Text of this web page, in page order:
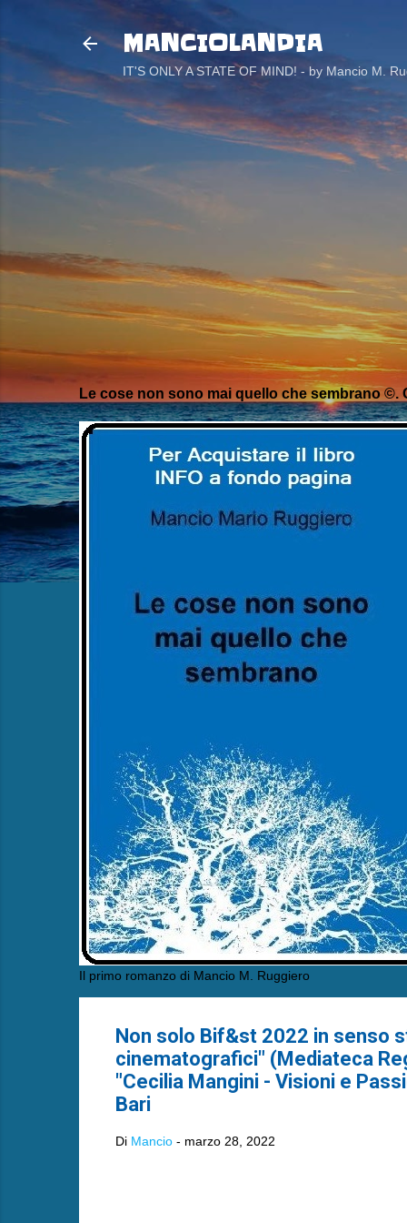
MANCIOLANDIA
IT'S ONLY A STATE OF MIND! - by Mancio M.
Le cose non sono mai quello che sembrano ©.
Il primo romanzo di Mancio M. Ruggiero
Non solo Bif&st 2022 in senso
cinematografici" (Mediateca
"Cecilia Mangini - Visioni e
Bari
Di Mancio - marzo 28, 2022